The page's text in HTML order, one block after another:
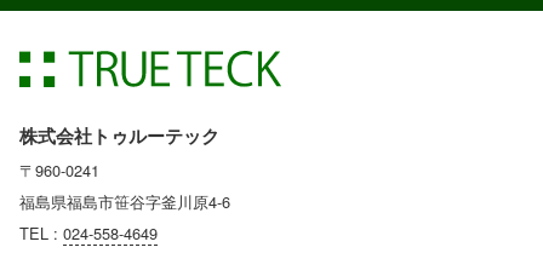
株式会社トゥルーテック
〒960-0241
福島県福島市笹谷字釜川原4-6
TEL : 024-558-4649